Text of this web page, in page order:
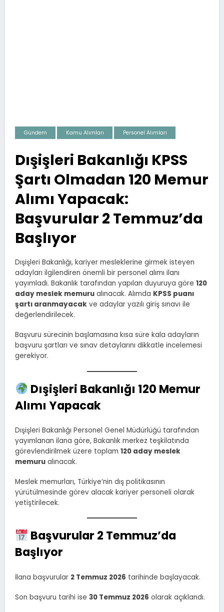
Gündem Kamu Alımları Personel Alımları
Dışişleri Bakanlığı KPSS
Şartı Olmadan 120 Memur
Alımı Yapacak:
Başvurular 2 Temmuz’da
Başlıyor
Dışişleri Bakanlığı, kariyer mesleklerine girmek isteyen
adayları ilgilendiren önemli bir personel alımı ilanı
yayımladı. Bakanlık tarafından yapılan duyuruya göre 120
aday meslek memuru alınacak. Alımda KPSS puanı
şartı aranmayacak ve adaylar yazılı giriş sınavı ile
değerlendirilecek.
Başvuru sürecinin başlamasına kısa süre kala adayların
başvuru şartları ve sınav detaylarını dikkatle incelemesi
gerekiyor.
Dışişleri Bakanlığı 120 Memur
Alımı Yapacak
Dışişleri Bakanlığı Personel Genel Müdürlüğü tarafından
yayımlanan ilana göre, Bakanlık merkez teşkilatında
görevlendirilmek üzere toplam 120 aday meslek
memuru alınacak.
Meslek memurları, Türkiye’nin dış politikasının
yürütülmesinde görev alacak kariyer personeli olarak
yetiştirilecek.
Başvurular 2 Temmuz’da
Başlıyor
İlana başvurular 2 Temmuz 2026 tarihinde başlayacak.
Son başvuru tarihi ise 30 Temmuz 2026 olarak açıklandı.